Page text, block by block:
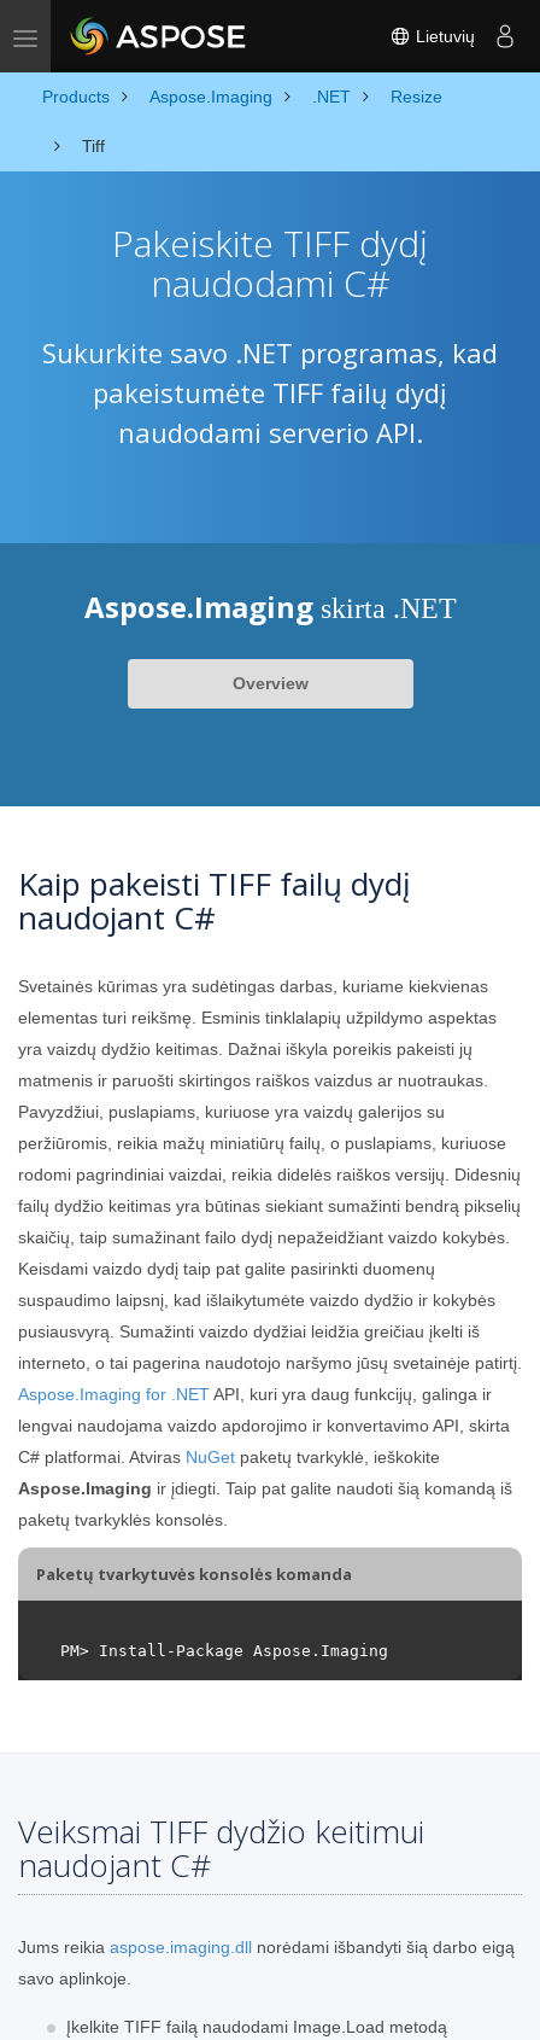
Toggle navigation Lietuvių
Products Aspose.Imaging .NET Resize
Tiff
Pakeiskite TIFF dydį
naudodami C#
Sukurkite savo .NET programas, kad
pakeistumėte TIFF failų dydį
naudodami serverio API.
Aspose.Imaging skirta .NET
Overview
Kaip pakeisti TIFF failų dydį
naudojant C#
Svetainės kūrimas yra sudėtingas darbas, kuriame kiekvienas
elementas turi reikšmę. Esminis tinklalapių užpildymo aspektas
yra vaizdų dydžio keitimas. Dažnai iškyla poreikis pakeisti jų
matmenis ir paruošti skirtingos raiškos vaizdus ar nuotraukas.
Pavyzdžiui, puslapiams, kuriuose yra vaizdų galerijos su
peržiūromis, reikia mažų miniatiūrų failų, o puslapiams, kuriuose
rodomi pagrindiniai vaizdai, reikia didelės raiškos versijų. Didesnių
failų dydžio keitimas yra būtinas siekiant sumažinti bendrą pikselių
skaičių, taip sumažinant failo dydį nepažeidžiant vaizdo kokybės.
Keisdami vaizdo dydį taip pat galite pasirinkti duomenų
suspaudimo laipsnį, kad išlaikytumėte vaizdo dydžio ir kokybės
pusiausvyrą. Sumažinti vaizdo dydžiai leidžia greičiau įkelti iš
interneto, o tai pagerina naudotojo naršymo jūsų svetainėje patirtį.
Aspose.Imaging for .NETAPI, kuri yra daug funkcijų, galinga ir
lengvai naudojama vaizdo apdorojimo ir konvertavimo API, skirta
C# platformai. Atviras NuGet paketų tvarkyklė, ieškokite
Aspose.Imaging ir įdiegti. Taip pat galite naudoti šią komandą iš
paketų tvarkyklės konsolės.
Paketų tvarkytuvės konsolės komanda
Veiksmai TIFF dydžio keitimui
naudojant C#
Jums reikia aspose.imaging.dll norėdami išbandyti šią darbo eigą
savo aplinkoje.
Įkelkite TIFF failą naudodami Image.Load metodą